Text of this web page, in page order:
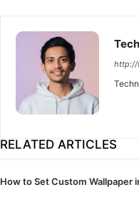
http://
RELATED ARTICLES
How to Set Custom Wallpaper